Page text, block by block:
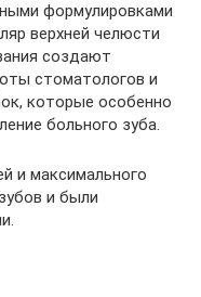
формулировками
верхней челюсти
создают
стоматологов и
которые особенно
больного зуба.
и максимального
и были